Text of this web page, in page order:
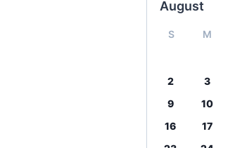
August
S M
2
3
9
10
16
17